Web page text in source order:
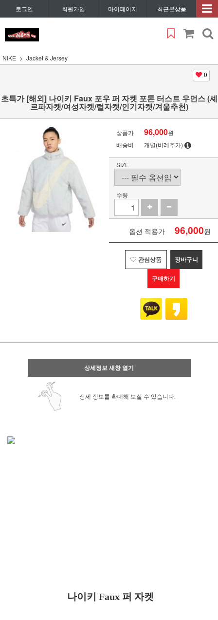
로그인 회원가입 마이페이지 최근본상품
NIKE Jacket & Jersey
0
초특가 [해외] 나이키 Faux 포우 퍼 자켓 포톤 터스트 우먼스 (셰
르파자켓/여성자켓/털자켓/인기자켓/겨울추천)
상품가 96,000원
배송비
개별(비례추가)
SIZE
수량
옵션 적용가 96,000원
관심상품 장바구니
구매하기
상세정보 새창 열기
상세 정보를 확대해 보실 수 있습니다.
나이키 Faux 퍼 자켓